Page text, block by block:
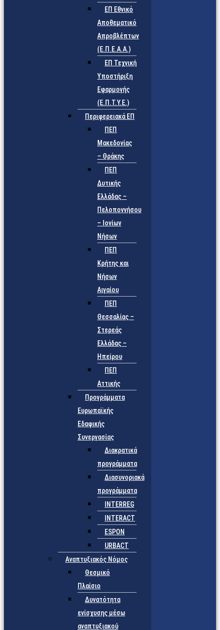
ΕΠ Εθνικό
Αποθεματικό
Απροβλέπτων
(Ε.Π.Ε.Α.Α.)
ΕΠ Τεχνική
Υποστήριξη
Εφαρμογής
(Ε.Π.Τ.Υ.Ε.)
Περιφερειακά ΕΠ
ΠΕΠ
Μακεδονίας
– Θράκης
ΠΕΠ
Δυτικής
Ελλάδας –
Πελοποννήσου
– Ιονίων
Νήσων
ΠΕΠ
Κρήτης και
Νήσων
Αιγαίου
ΠΕΠ
Θεσσαλίας –
Στερεάς
Ελλάδας –
Ηπείρου
ΠΕΠ
Αττικής
Προγράμματα
Ευρωπαϊκής
Εδαφικής
Συνεργασίας
Διακρατικά
προγράμματα
Διασυνοριακά
προγράμματα
INTERREG
INTERACT
ESPON
URBACT
Αναπτυξιακός Νόμος
Θεσμικό
Πλαίσιο
Δυνατότητα
ενίσχυσης μέσω
αναπτυξιακού